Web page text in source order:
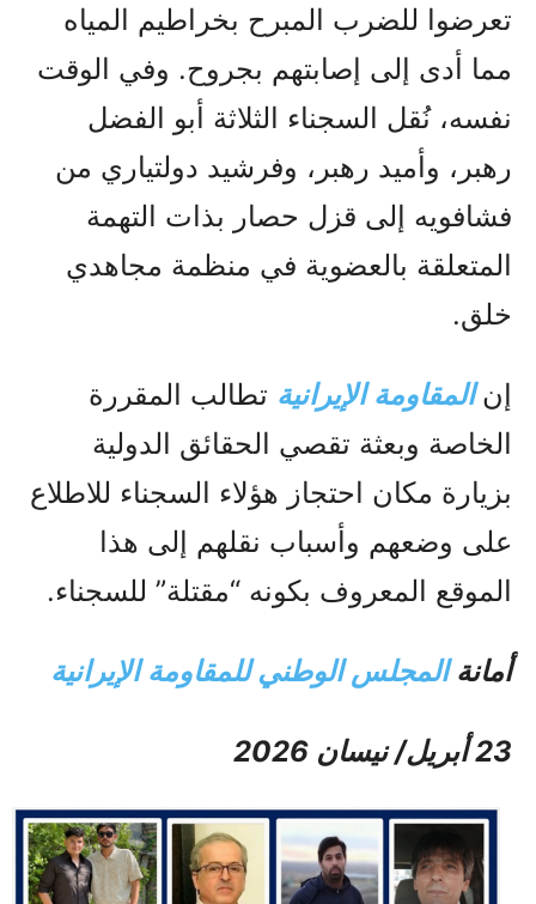
تعرضوا للضرب المبرح بخراطيم المياه
مما أدى إلى إصابتهم بجروح. وفي الوقت
نفسه، نُقل السجناء الثلاثة أبو الفضل
رهبر، وأميد رهبر، وفرشيد دولتياري من
فشافويه إلى قزل حصار بذات التهمة
المتعلقة بالعضوية في منظمة مجاهدي
خلق.
إنالمقاومة الإيرانية تطالب المقررة
الخاصة وبعثة تقصي الحقائق الدولية
بزيارة مكان احتجاز هؤلاء السجناء للاطلاع
على وضعهم وأسباب نقلهم إلى هذا
الموقع المعروف بكونه “مقتلة” للسجناء.
أمانةالمجلس الوطني للمقاومة الإيرانية
23 أبريل/ نيسان 2026